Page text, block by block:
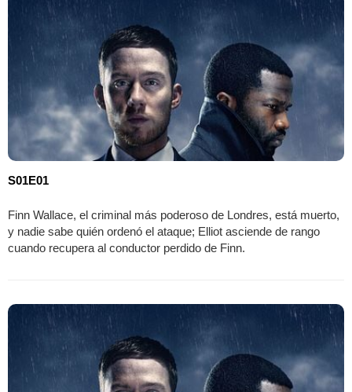
S01E01
Finn Wallace, el criminal más poderoso de Londres, está muerto,
y nadie sabe quién ordenó el ataque; Elliot asciende de rango
cuando recupera al conductor perdido de Finn.